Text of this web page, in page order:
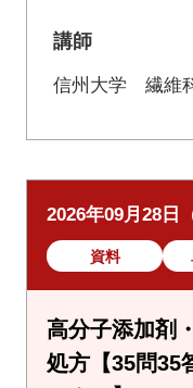
講師
信州大学 繊
2026年09月28日
資料
高分子添加剤
処方【35問35